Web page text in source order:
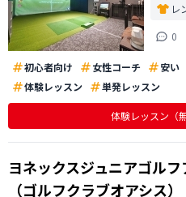
レ
0
初心者向け 女性コーチ 安い
体験レッスン
単発レッスン
体験レッスン （
ヨネックスジュニアゴル
（ゴルフクラブオアシス）